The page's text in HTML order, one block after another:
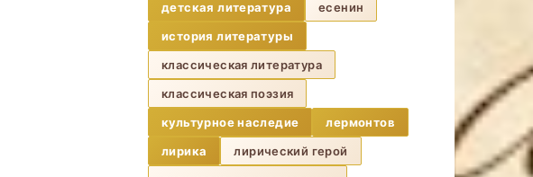
детская литература
есенин
история литературы
классическая литература
классическая поэзия
культурное наследие
лермонтов
лирика
лирический герой